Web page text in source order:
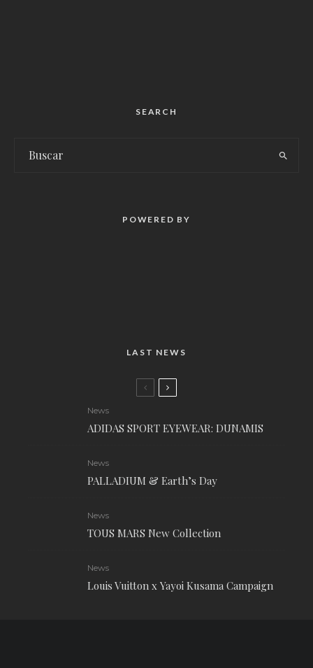
SEARCH
POWERED BY
LAST NEWS
News
ADIDAS SPORT EYEWEAR: DUNAMIS
News
PALLADIUM & Earth’s Day
News
TOUS MARS New Collection
News
Louis Vuitton x Yayoi Kusama Campaign